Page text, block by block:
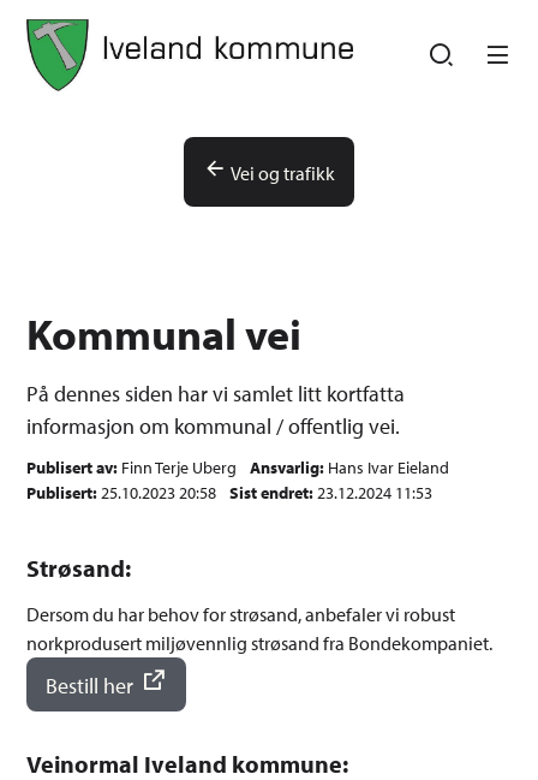
Iveland kommune
Vei og trafikk
Kommunal vei
På dennes siden har vi samlet litt kortfatta
informasjon om kommunal / offentlig vei.
Publisert av Finn Terje Uberg Ansvarlig Hans Ivar Eieland
Publisert 25.10.2023 20:58 Sist endret 23.12.2024 11:53
Strøsand:
Dersom du har behov for strøsand, anbefaler vi robust
norkprodusert miljøvennlig strøsand fra Bondekompaniet.
Bestill her
Veinormal Iveland kommune: